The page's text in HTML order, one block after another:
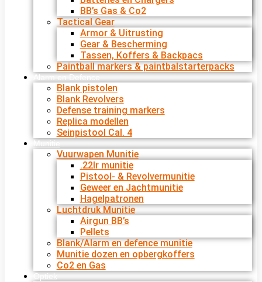
BB’s Gas & Co2
Tactical Gear
Armor & Uitrusting
Gear & Bescherming
Tassen, Koffers & Backpacs
Paintball markers & paintbalstarterpacks
Alarm en Defence
Blank pistolen
Blank Revolvers
Defense training markers
Replica modellen
Seinpistool Cal. 4
Munitie
Vuurwapen Munitie
.22lr munitie
Pistool- & Revolvermunitie
Geweer en Jachtmunitie
Hagelpatronen
Luchtdruk Munitie
Airgun BB’s
Pellets
Blank/Alarm en defence munitie
Munitie dozen en opbergkoffers
Co2 en Gas
Optiek